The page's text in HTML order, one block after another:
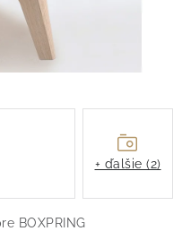
BOXPRING
+ ďalšie (2)